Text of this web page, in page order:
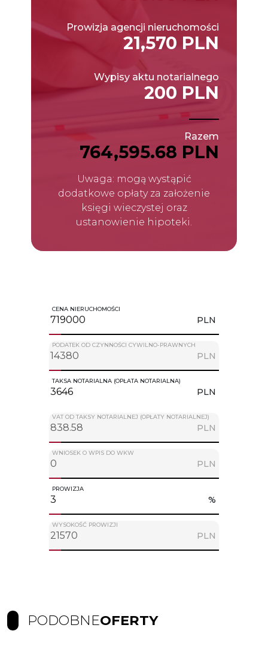
Prowizja agencji nieruchomości
21,570 PLN
Wypisy aktu notarialnego
200 PLN
Razem
764,595.68 PLN
Uwaga: mogą wystąpić
dodatkowe opłaty za założenie
księgi wieczystej oraz
ustanowienie hipoteki.
CENA NIERUCHOMOŚCI
PLN
PODATEK OD CZYNNOŚCI CYWILNO-PRAWNYCH
PLN
TAKSA NOTARIALNA (OPŁATA NOTARIALNA)
PLN
VAT OD TAKSY NOTARIALNEJ (OPŁATY NOTARIALNEJ)
PLN
WNIOSEK O WPIS DO WKW
PLN
PROWIZJA
%
WYSOKOŚĆ PROWIZJI
PLN
PODOBNEOFERTY